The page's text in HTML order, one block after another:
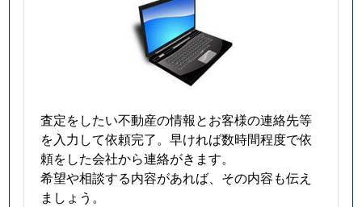
査定をしたい不動産の情報とお客様の連絡先等
を入力して依頼完了。早ければ数時間程度で依
頼をした会社から連絡がきます。
希望や相談する内容があれば、その内容も伝え
ましょう。